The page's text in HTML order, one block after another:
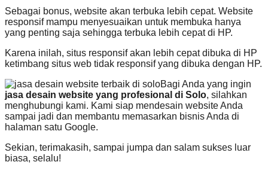
Sebagai bonus, website akan terbuka lebih cepat. Website
responsif mampu menyesuaikan untuk membuka hanya
yang penting saja sehingga terbuka lebih cepat di HP.
Karena inilah, situs responsif akan lebih cepat dibuka di HP
ketimbang situs web tidak responsif yang dibuka dengan HP.
Bagi Anda yang ingin
jasa desain website yang profesional di Solo, silahkan
menghubungi kami. Kami siap mendesain website Anda
sampai jadi dan membantu memasarkan bisnis Anda di
halaman satu Google.
Sekian, terimakasih, sampai jumpa dan salam sukses luar
biasa, selalu!